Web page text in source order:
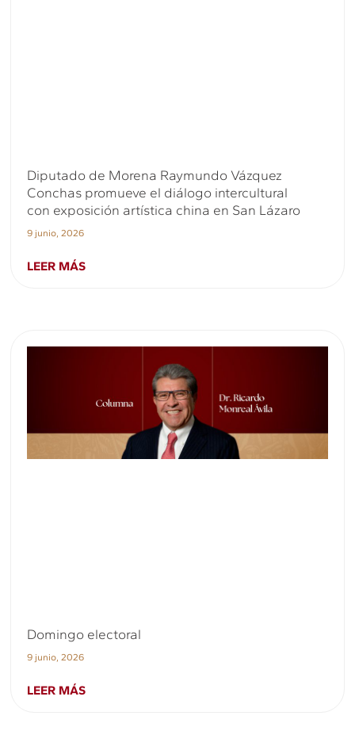
Diputado de Morena Raymundo Vázquez
Conchas promueve el diálogo intercultural
con exposición artística china en San Lázaro
9 junio, 2026
LEER MÁS
Domingo electoral
9 junio, 2026
LEER MÁS